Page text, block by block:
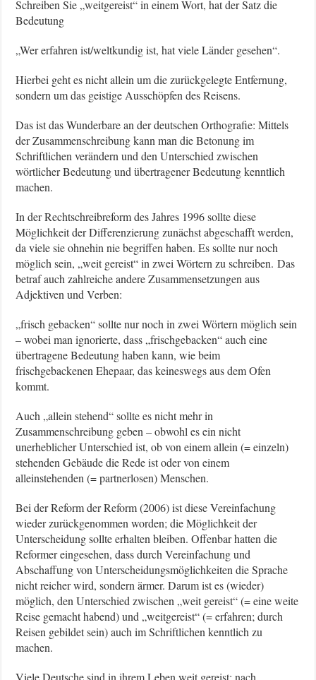
Schreiben Sie „weitgereist“ in einem Wort, hat der Satz die
Bedeutung
„Wer erfahren ist/weltkundig ist, hat viele Länder gesehen“.
Hierbei geht es nicht allein um die zurückgelegte Entfernung,
sondern um das geistige Ausschöpfen des Reisens.
Das ist das Wunderbare an der deutschen Orthografie: Mittels
der Zusammenschreibung kann man die Betonung im
Schriftlichen verändern und den Unterschied zwischen
wörtlicher Bedeutung und übertragener Bedeutung kenntlich
machen.
In der Rechtschreibreform des Jahres 1996 sollte diese
Möglichkeit der Differenzierung zunächst abgeschafft werden,
da viele sie ohnehin nie begriffen haben. Es sollte nur noch
möglich sein, „weit gereist“ in zwei Wörtern zu schreiben. Das
betraf auch zahlreiche andere Zusammensetzungen aus
Adjektiven und Verben:
„frisch gebacken“ sollte nur noch in zwei Wörtern möglich sein
– wobei man ignorierte, dass „frischgebacken“ auch eine
übertragene Bedeutung haben kann, wie beim
frischgebackenen Ehepaar, das keineswegs aus dem Ofen
kommt.
Auch „allein stehend“ sollte es nicht mehr in
Zusammenschreibung geben – obwohl es ein nicht
unerheblicher Unterschied ist, ob von einem allein (= einzeln)
stehenden Gebäude die Rede ist oder von einem
alleinstehenden (= partnerlosen) Menschen.
Bei der Reform der Reform (2006) ist diese Vereinfachung
wieder zurückgenommen worden; die Möglichkeit der
Unterscheidung sollte erhalten bleiben. Offenbar hatten die
Reformer eingesehen, dass durch Vereinfachung und
Abschaffung von Unterscheidungsmöglichkeiten die Sprache
nicht reicher wird, sondern ärmer. Darum ist es (wieder)
möglich, den Unterschied zwischen „weit gereist“ (= eine weite
Reise gemacht habend) und „weitgereist“ (= erfahren; durch
Reisen gebildet sein) auch im Schriftlichen kenntlich zu
machen.
Viele Deutsche sind in ihrem Leben weit gereist: nach